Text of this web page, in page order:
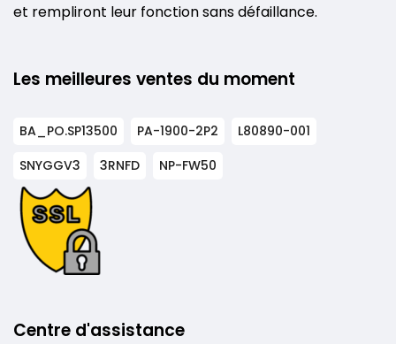
et rempliront leur fonction sans défaillance.
Les meilleures ventes du moment
BA_PO.SP13500 PA-1900-2P2
L80890-001
SNYGGV3
3RNFD NP-FW50
Centre d'assistance